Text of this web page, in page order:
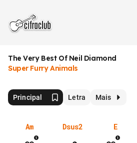
The Very Best Of Neil Diamond
Super Furry Animals
Principal Letra Mais
Am Dsus2 E